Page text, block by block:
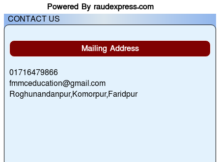
Powered By raudexpress.com
CONTACT US
Mailing Address
01716479866
fmmceducation@gmail.com
Roghunandanpur,Komorpur,Faridpur